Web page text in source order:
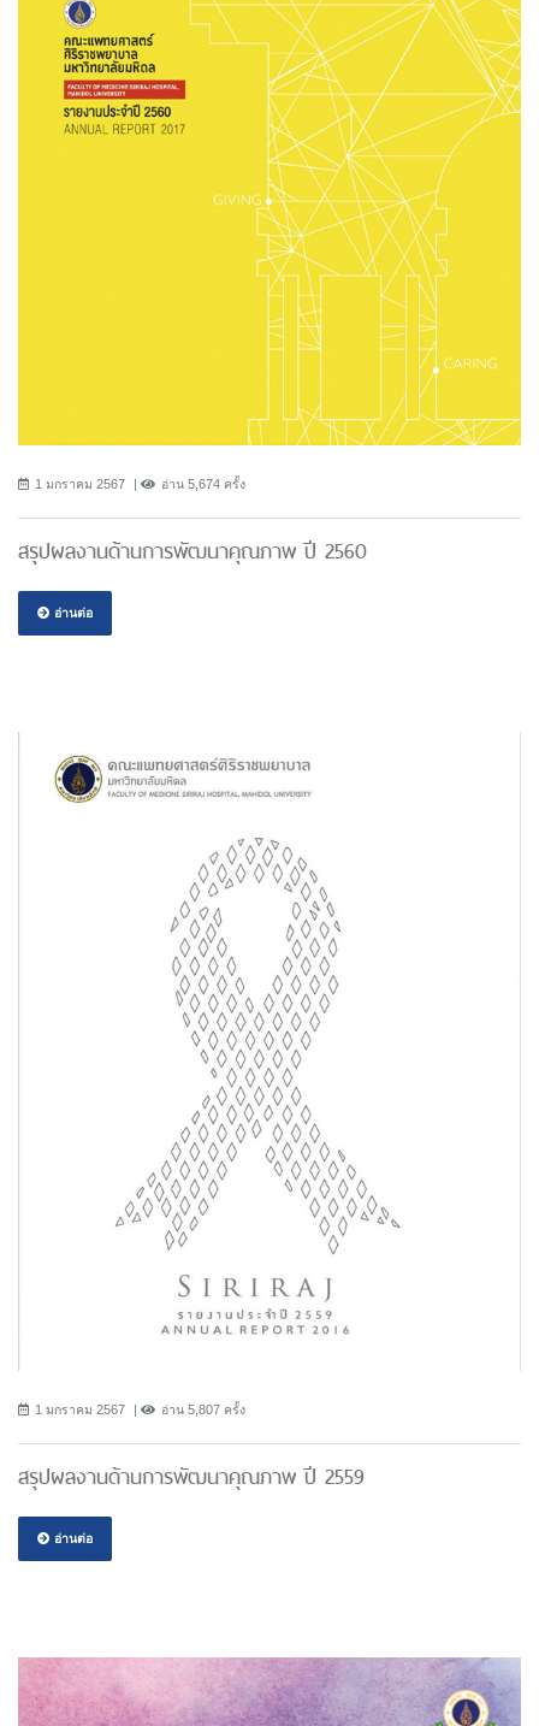
1 มกราคม 2567 อ่าน 5,674 ครั้ง
สรุปผลงานด้านการพัฒนาคุณภาพ ปี 2560
อ่านต่อ
1 มกราคม 2567 อ่าน 5,807 ครั้ง
สรุปผลงานด้านการพัฒนาคุณภาพ ปี 2559
อ่านต่อ